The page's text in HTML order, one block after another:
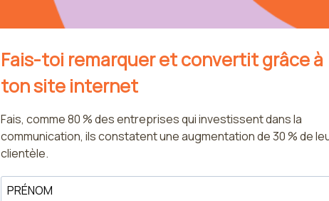
Fais-toi remarquer et convertit grâce à
ton site internet
Fais, comme 80 % des entreprises qui investissent dans la
communication, ils constatent une augmentation de 30 % de
clientèle.